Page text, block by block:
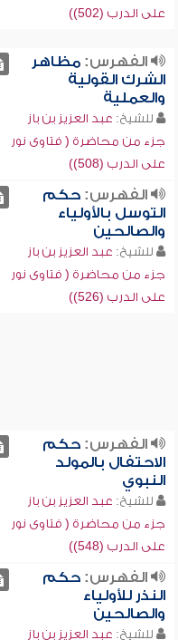
على الدرب (502))
الفهرس:مظاهر
الشرك القولية
والعملية
للشيخ: عبد العزيز بن باز
جزء من محاضرة ( فتاوى نور
على الدرب (508))
الفهرس:حكم
التوسل بالأولياء
والصالحين
للشيخ: عبد العزيز بن باز
جزء من محاضرة ( فتاوى نور
على الدرب (526))
الفهرس:حكم
الاحتفال بالمولد
النبوي
للشيخ: عبد العزيز بن باز
جزء من محاضرة ( فتاوى نور
على الدرب (548))
الفهرس:حكم
النذر للأولياء
والصالحين
للشيخ: عبد العزيز بن باز